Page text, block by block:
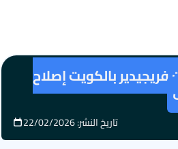
فريجيدير بالكويت إصلاح
تاريخ النشر: 22/02/2026